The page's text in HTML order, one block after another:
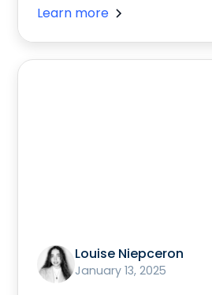
Learn more
Louise Niepceron
January 13, 2025